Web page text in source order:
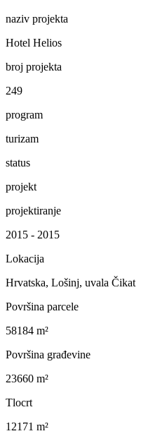
naziv projekta
Hotel Helios
broj projekta
249
program
turizam
status
projekt
projektiranje
2015 - 2015
Lokacija
Hrvatska, Lošinj, uvala Čikat
Površina parcele
58184 m²
Površina građevine
23660 m²
Tlocrt
12171 m²